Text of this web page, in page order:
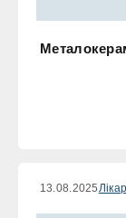
13.08.2025